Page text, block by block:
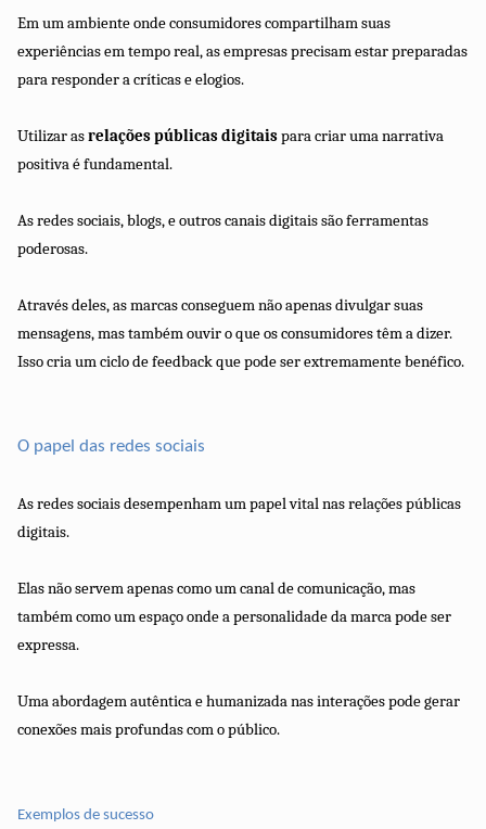
Em um ambiente onde consumidores compartilham suas
experiências em tempo real, as empresas precisam estar preparadas
para responder a críticas e elogios.
Utilizar asrelações públicas digitaispara criar uma narrativa
positiva é fundamental.
As redes sociais, blogs, e outros canais digitais são ferramentas
poderosas.
Através deles, as marcas conseguem não apenas divulgar suas
mensagens, mas também ouvir o que os consumidores têm a dizer.
Isso cria um ciclo de feedback que pode ser extremamente benéfico.
O papel das redes sociais
As redes sociais desempenham um papel vital nas relações públicas
digitais.
Elas não servem apenas como um canal de comunicação, mas
também como um espaço onde a personalidade da marca pode ser
expressa.
Uma abordagem autêntica e humanizada nas interações pode gerar
conexões mais profundas com o público.
Exemplos de sucesso